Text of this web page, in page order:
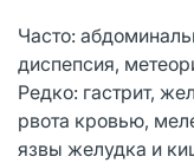
Часто:
диспепсия,
Редко: гастрит,
рвота кровью,
язвы желудка и